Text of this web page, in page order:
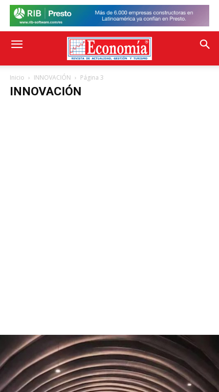
Inicio INNOVACIÓN Página 3
INNOVACIÓN